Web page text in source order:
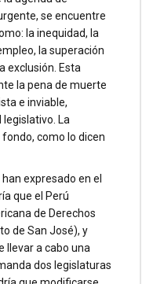
se encuentre
la inequidad, la
la superación
exclusión. Esta
la pena de muerte
e inviable,
La
como lo dicen
expresado en el
que el Perú
de Derechos
de San José), y
llevar a cabo una
dos legislaturas